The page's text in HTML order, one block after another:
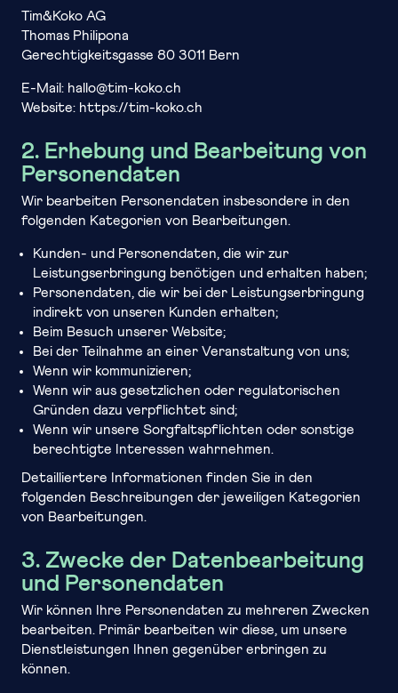
Tim&Koko AG
Thomas Philipona
Gerechtigkeitsgasse 80 3011 Bern
E-Mail: hallo@tim-koko.ch
Website: https://tim-koko.ch
2. Erhebung und Bearbeitung von
Personendaten
Wir bearbeiten Personendaten insbesondere in den
folgenden Kategorien von Bearbeitungen.
Kunden- und Personendaten, die wir zur
Leistungserbringung benötigen und erhalten haben;
Personendaten, die wir bei der Leistungserbringung
indirekt von unseren Kunden erhalten;
Beim Besuch unserer Website;
Bei der Teilnahme an einer Veranstaltung von uns;
Wenn wir kommunizieren;
Wenn wir aus gesetzlichen oder regulatorischen
Gründen dazu verpflichtet sind;
Wenn wir unsere Sorgfaltspflichten oder sonstige
berechtigte Interessen wahrnehmen.
Detailliertere Informationen finden Sie in den
folgenden Beschreibungen der jeweiligen Kategorien
von Bearbeitungen.
3. Zwecke der Datenbearbeitung
und Personendaten
Wir können Ihre Personendaten zu mehreren Zwecken
bearbeiten. Primär bearbeiten wir diese, um unsere
Dienstleistungen Ihnen gegenüber erbringen zu
können.